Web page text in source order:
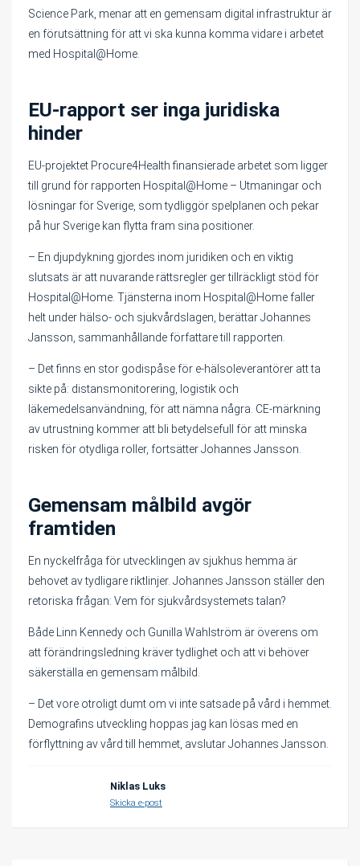
Science Park, menar att en gemensam digital infrastruktur är
en förutsättning för att vi ska kunna komma vidare i arbetet
med Hospital@Home.
EU-rapport ser inga juridiska
hinder
EU-projektet Procure4Health finansierade arbetet som ligger
till grund för rapporten Hospital@Home – Utmaningar och
lösningar för Sverige, som tydliggör spelplanen och pekar
på hur Sverige kan flytta fram sina positioner.
– En djupdykning gjordes inom juridiken och en viktig
slutsats är att nuvarande rättsregler ger tillräckligt stöd för
Hospital@Home. Tjänsterna inom Hospital@Home faller
helt under hälso- och sjukvårdslagen, berättar Johannes
Jansson, sammanhållande författare till rapporten.
– Det finns en stor godispåse för e-hälsoleverantörer att ta
sikte på: distansmonitorering, logistik och
läkemedelsanvändning, för att nämna några. CE-märkning
av utrustning kommer att bli betydelsefull för att minska
risken för otydliga roller, fortsätter Johannes Jansson.
Gemensam målbild avgör
framtiden
En nyckelfråga för utvecklingen av sjukhus hemma är
behovet av tydligare riktlinjer. Johannes Jansson ställer den
retoriska frågan: Vem för sjukvårdsystemets talan?
Både Linn Kennedy och Gunilla Wahlström är överens om
att förändringsledning kräver tydlighet och att vi behöver
säkerställa en gemensam målbild.
– Det vore otroligt dumt om vi inte satsade på vård i hemmet.
Demografins utveckling hoppas jag kan lösas med en
förflyttning av vård till hemmet, avslutar Johannes Jansson.
Niklas Luks
Skicka e-post